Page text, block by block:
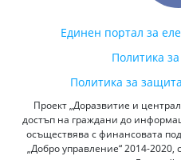
Единен портал за
Политика
Политика за
Проект „Доразвитие и
достъп на граждани до
осъществява с финансовата
„Добро управление“ 2014-